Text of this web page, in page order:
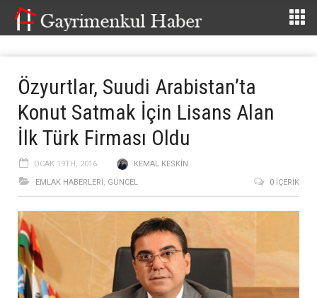
Özyurtlar, Suudi Arabistan’ta
Konut Satmak İçin Lisans Alan
İlk Türk Firması Oldu
OCAK 19TH, 2016
KEMAL KESKIN
EMLAK HABERLERI, GÜNCEL 0 İÇERIK